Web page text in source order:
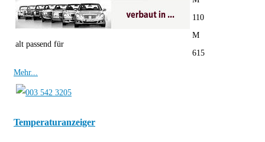
alt passend für
110
M
615
Mehr...
Temperaturanzeiger